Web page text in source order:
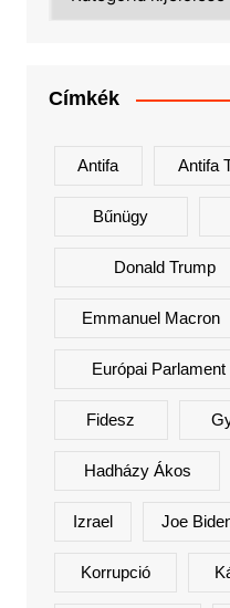
Címkék
Antifa Antifa
Bűnügy
Donald Trump
Emmanuel Macron
Európai Parlament
Fidesz
Hadházy Ákos
Izrael Joe
Korrupció